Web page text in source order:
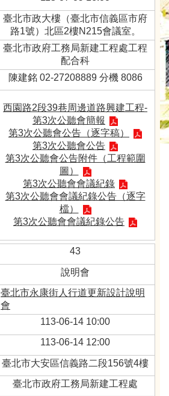
臺北市政大樓（臺北市信義區市府
路1號）北區2樓N215會議室。
臺北市政府工務局新建工程處工程
配合科
陳建銘 02-27208889 分機 8086
西園路2段39巷周邊道路興建工程-
第3次公聽會簡報
第3次公聽會公告（逐字稿）
第3次公聽會公告
第3次公聽會公告附件（工程範圍
圖）
第3次公聽會會議紀錄
第3次公聽會會議紀錄公告（逐字
檔）
第3次公聽會會議紀錄公告
43
說明會
臺北市永康街人行道更新設計說明
會
113-06-14 10:00
113-06-14 12:00
臺北市大安區信義路二段156號4樓
臺北市政府工務局新建工程處